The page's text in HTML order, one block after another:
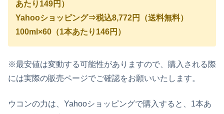
あたり149円）
Yahooショッピング⇒税込8,772円（送料無料）
100ml×60（1本あたり146円）
※最安値は変動する可能性がありますので、購入される際
には実際の販売ページでご確認をお願いいたします。
ウコンの力は、Yahooショッピングで購入すると、1本あ